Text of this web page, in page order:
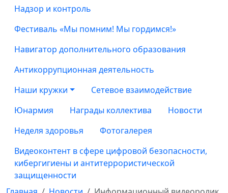
Надзор и контроль
Фестиваль «Мы помним! Мы гордимся!»
Навигатор дополнительного образования
Антикоррупционная деятельность
Наши кружки
Сетевое взаимодействие
Юнармия
Награды коллектива
Новости
Неделя здоровья
Фотогалерея
Видеоконтент в сфере цифровой безопасности,
кибергигиены и антитеррористической
защищенности